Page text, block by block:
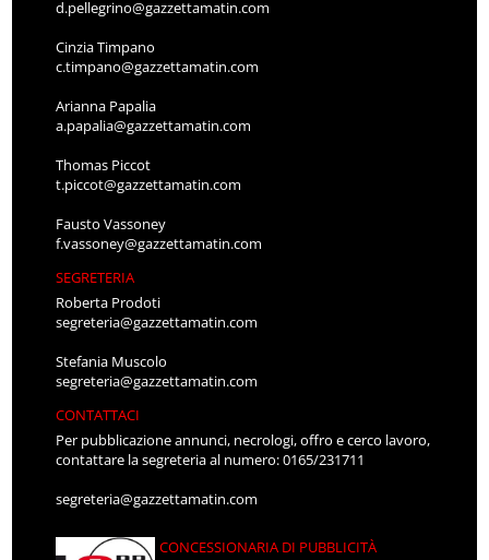
d.pellegrino@gazzettamatin.com
Cinzia Timpano
c.timpano@gazzettamatin.com
Arianna Papalia
a.papalia@gazzettamatin.com
Thomas Piccot
t.piccot@gazzettamatin.com
Fausto Vassoney
f.vassoney@gazzettamatin.com
SEGRETERIA
Roberta Prodoti
segreteria@gazzettamatin.com
Stefania Muscolo
segreteria@gazzettamatin.com
CONTATTACI
Per pubblicazione annunci, necrologi, offro e cerco lavoro,
contattare la segreteria al numero: 0165/231711
segreteria@gazzettamatin.com
CONCESSIONARIA DI PUBBLICITÀ